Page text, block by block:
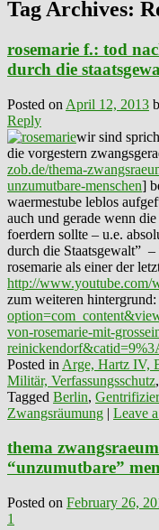
Tag Archives:
rosemarie f.: tod
durch die
Posted on April 12, 2013
Reply
wir sind
die vorgestern
zob.de/thema-
unzumutbare-menschen]
waermestube leblos
auch und gerade wenn
foerdern sollte – u.e.
durch die Staatsgewalt”
rosemarie als einer der
http://
zum weiteren hintergrund:
von-rosemarie-mit-
Posted in Arge, Hartz IV,
Militär, Verfassungsschutz,
Tagged Berlin,
Zwangsräumung | Leave
thema
“unzumutbare”
Posted on February 26,
1